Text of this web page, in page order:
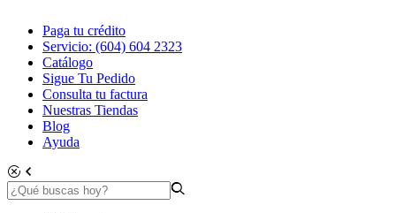
Paga tu crédito
Servicio: (604) 604 2323
Catálogo
Sigue Tu Pedido
Consulta tu factura
Nuestras Tiendas
Blog
Ayuda